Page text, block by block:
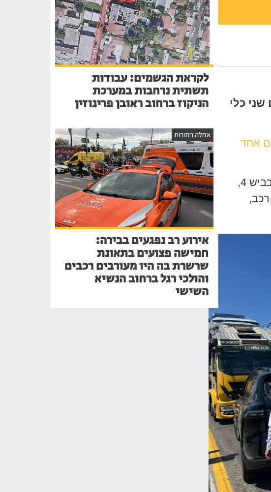
כלי
אחד
תאונת דרכים בה היו מעורבים שני כלי רכב פרטיים אירעה לפני זמן קצר בכביש 4,
לקראת הגשמים: עבודות
תשתית נרחבות במערכת
הניקוז ברחוב ראובן פריגוזין
אחלה רחובות
אירוע רב נפגעים בבירה:
חמישה פצועים בתאונת
שרשרת בה היו מעורבים רכבים
והולכי רגל ברחוב הנשיא
השישי